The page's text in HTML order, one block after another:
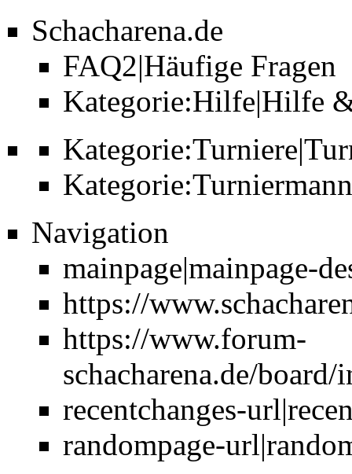
Schacharena.de
FAQ2|Häufige Fragen
Kategorie:Hilfe|Hilfe
Navigation
mainpage|mainpage-
https://
https://www.forum-
schacharena.de/
recentchanges-
randompage-